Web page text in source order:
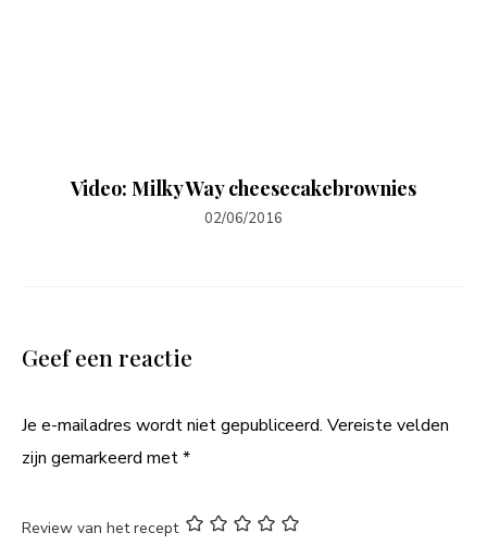
Video: Milky Way cheesecakebrownies
02/06/2016
Geef een reactie
Je e-mailadres wordt niet gepubliceerd. Vereiste velden
zijn gemarkeerd met*
Review van het recept